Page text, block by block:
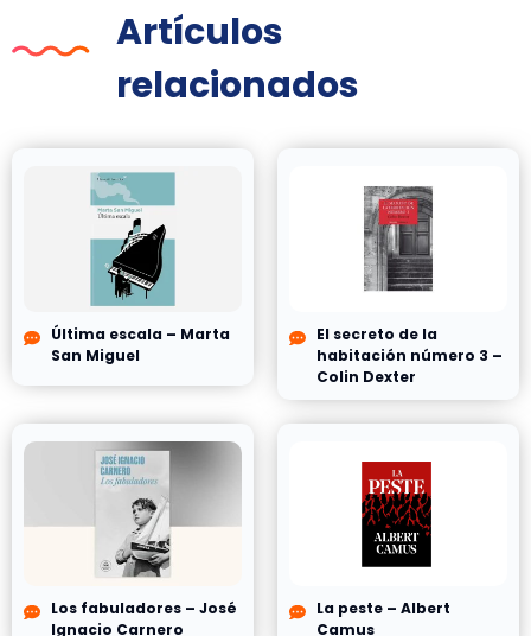
Artículos
relacionados
Última escala – Marta
San Miguel
El secreto de la
habitación número 3 –
Colin Dexter
Los fabuladores – José
Ignacio Carnero
La peste – Albert
Camus